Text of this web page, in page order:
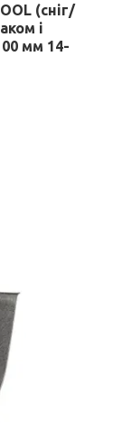
(сніг/
і
мм 14-